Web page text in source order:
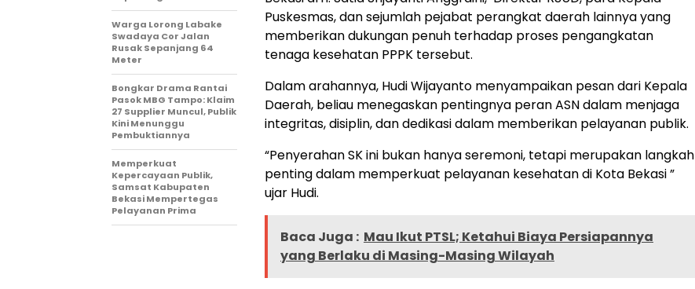
Puskesmas, dan sejumlah pejabat perangkat daerah lainnya yang
memberikan dukungan penuh terhadap proses pengangkatan
tenaga kesehatan PPPK tersebut.
Dalam arahannya, Hudi Wijayanto menyampaikan pesan dari Kepala
Daerah, beliau menegaskan pentingnya peran ASN dalam menjaga
integritas, disiplin, dan dedikasi dalam memberikan pelayanan publik.
“Penyerahan SK ini bukan hanya seremoni, tetapi merupakan langkah
penting dalam memperkuat pelayanan kesehatan di Kota Bekasi ”
ujar Hudi.
Baca Juga : Mau Ikut PTSL; Ketahui Biaya Persiapannya
yang Berlaku di Masing-Masing Wilayah
Warga Lorong Labake
Swadaya Cor Jalan
Rusak Sepanjang 64
Meter
Bongkar Drama Rantai
Pasok MBG Tampo: Klaim
27 Supplier Muncul, Publik
Kini Menunggu
Pembuktiannya
Memperkuat
Kepercayaan Publik,
Samsat Kabupaten
Bekasi Mempertegas
Pelayanan Prima